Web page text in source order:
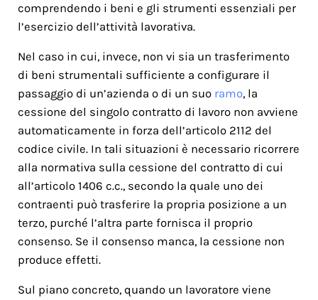
comprendendo i beni e gli strumenti essenziali per
l’esercizio dell’attività lavorativa.
Nel caso in cui, invece, non vi sia un trasferimento
di beni strumentali sufficiente a configurare il
passaggio di un’azienda o di un suo ramo, la
cessione del singolo contratto di lavoro non avviene
automaticamente in forza dell’articolo 2112 del
codice civile. In tali situazioni è necessario ricorrere
alla normativa sulla cessione del contratto di cui
all’articolo 1406 c.c., secondo la quale uno dei
contraenti può trasferire la propria posizione a un
terzo, purché l’altra parte fornisca il proprio
consenso. Se il consenso manca, la cessione non
produce effetti.
Sul piano concreto, quando un lavoratore viene